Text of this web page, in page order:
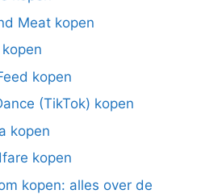
Meat kopen
kopen
(TikTok) kopen
kopen
kopen
kopen: alles over de